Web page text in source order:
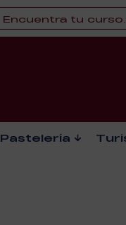
Pastelería